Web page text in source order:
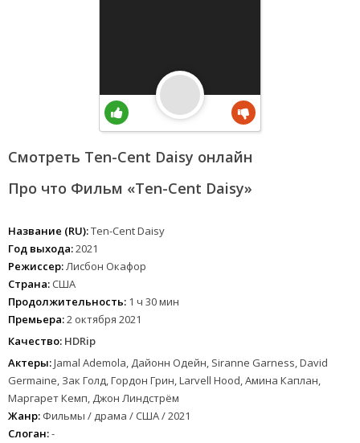
Смотреть Ten-Cent Daisy онлайн
Про что Фильм «Ten-Cent Daisy»
Название (RU):Ten-Cent Daisy
Год выхода:2021
Режиссер:Лисбон Окафор
Страна: США
Продолжительность: 1 ч 30 мин
Премьера:2 октября 2021
Качество: HDRip
Актеры:Jamal Ademola, Дайонн Одейн, Siranne Garness, David
Germaine, Зак Голд, Гордон Грин, Larvell Hood, Амина Каплан,
Маргарет Кемп, Джон Линдстрём
Жанр: Фильмы / драма / США / 2021
Слоган:-